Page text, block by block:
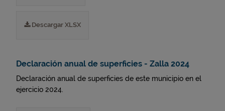
Descargar XLSX
Declaración anual de superficies - Zalla 2024
Declaración anual de superficies de este municipio en el
ejercicio 2024.